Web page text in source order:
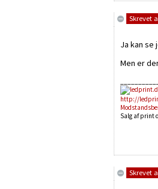
Skrevet
Ja kan
Men er
http://
Salg af print
Skrevet